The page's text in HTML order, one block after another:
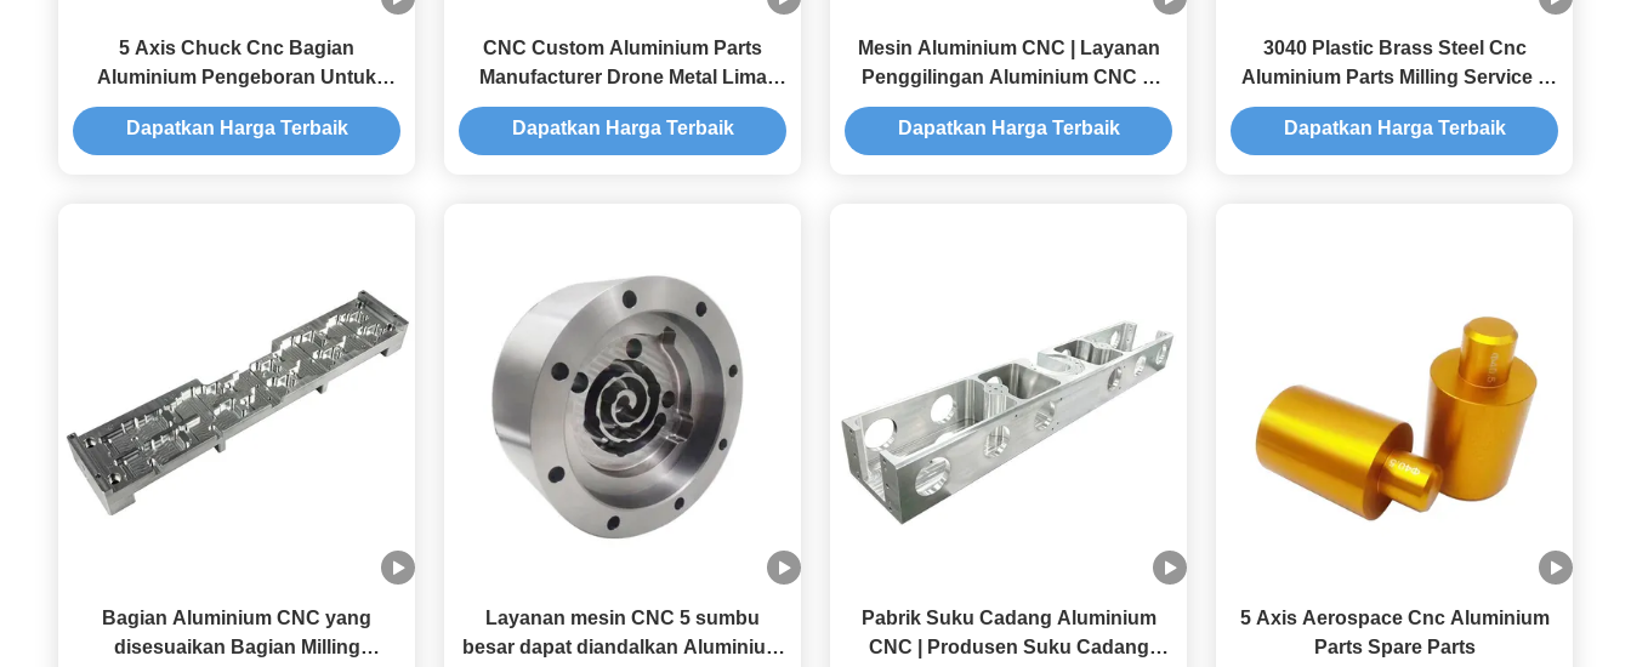
5 Axis Chuck Cnc Bagian
Aluminium Pengeboran Untuk
Peralatan Industri
Dapatkan Harga Terbaik
CNC Custom Aluminium Parts
Manufacturer Drone Metal Lima
Axis CNC Bagian Mesin
Dapatkan Harga Terbaik
Mesin Aluminium CNC | Layanan
Penggilingan Aluminium CNC &
Penggilingan Aluminium
Dapatkan Harga Terbaik
3040 Plastic Brass Steel Cnc
Aluminium Parts Milling Service 3
Axis 4 Axis 5 Axis
Dapatkan Harga Terbaik
Bagian Aluminium CNC yang
disesuaikan Bagian Milling
Layanan mesin CNC 5 sumbu
besar dapat diandalkan Aluminium
Pabrik Suku Cadang Aluminium
CNC | Produsen Suku Cadang
5 Axis Aerospace Cnc Aluminium
Parts Spare Parts